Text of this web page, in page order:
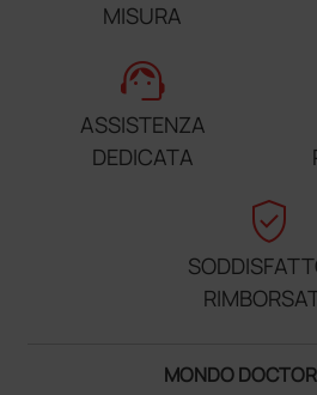
MISURA
support_agent
ASSISTENZA
DEDICATA
verified_user
MONDO